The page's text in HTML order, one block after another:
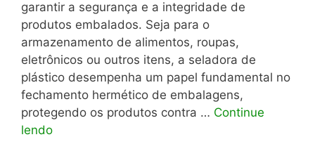
garantir a segurança e a integridade de
produtos embalados. Seja para o
armazenamento de alimentos, roupas,
eletrônicos ou outros itens, a seladora de
plástico desempenha um papel fundamental no
fechamento hermético de embalagens,
protegendo os produtos contra … Continue
lendo